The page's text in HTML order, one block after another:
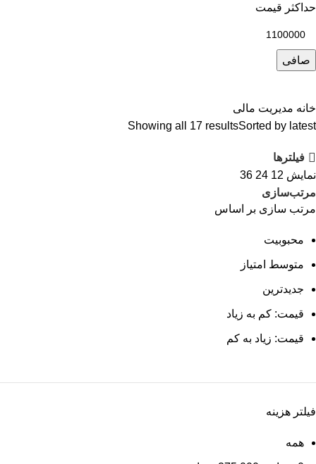
حداكثر قيمت
صافی
خانه مدیریت مالی
Showing all 17 resultsSorted by latest
فیلترها
نمایش 12
24
36
مرتب‌سازی
مرتب سازی بر اساس
محبوبیت
متوسط امتیاز
جدیدترین
قیمت: کم به زیاد
قیمت: زیاد به کم
فیلتر هزینه
همه